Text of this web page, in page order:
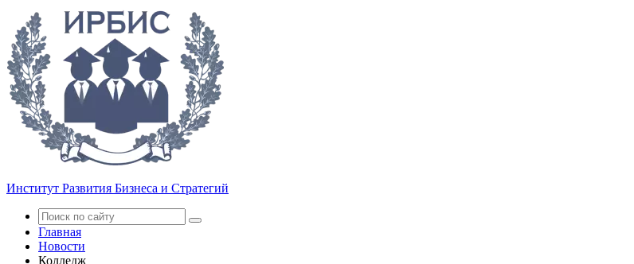
Институт Развития Бизнеса и Стратегий
Главная
Новости
Колледж